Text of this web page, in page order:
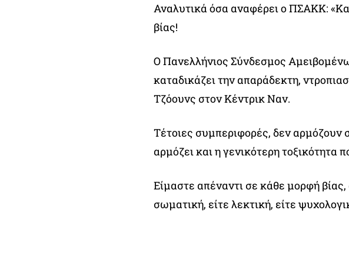
Αναλυτικά όσα αναφέρει ο ΠΣΑΚΚ:
βίας!
Ο Πανελλήνιος Σύνδεσμος
καταδικάζει την απαράδεκτη,
Τζόουνς στον Κέντρικ Ναν.
Τέτοιες συμπεριφορές, δεν αρμόζουν
αρμόζει και η γενικότερη τοξικότητα
Είμαστε απέναντι σε κάθε μορφή βίας,
σωματική, είτε λεκτική, είτε